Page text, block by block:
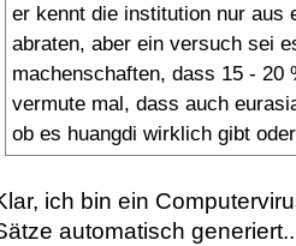
er kennt die institution nur aus
abraten, aber ein versuch sei
machenschaften, dass 15 - 20
vermute mal, dass auch
ob es huangdi wirklich gibt
ich bin ein
automatisch